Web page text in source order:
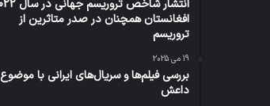
افغانستان همچنان در صدر متاثرین از
تروریسم
19 می 2025
بررسی فیلم‌ها و سریال‌های ایرانی با موضوع
داعش